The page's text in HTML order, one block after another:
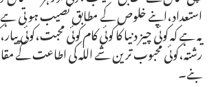
استعداد،اپنے خلوص کے مطابق نصیب ہو تی
یہ ہے کہ کوئی چیز دنیا کا کوئی کام کوئی محبت،کوئی
رشتہ،کوئی محبوب ترین شے اللہ کی اطاعت کے
بنے۔